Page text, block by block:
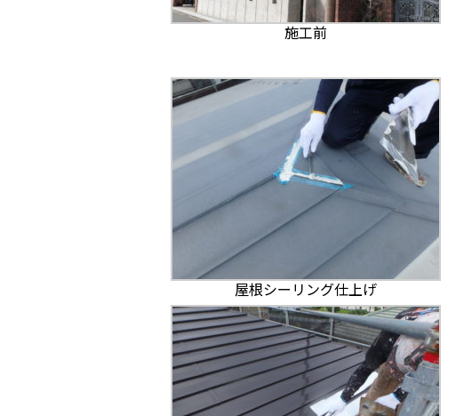
施工前
屋根シーリング仕上げ